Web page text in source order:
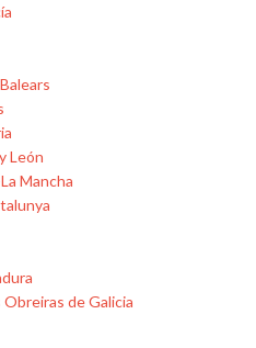
León
Mancha
de Galicia